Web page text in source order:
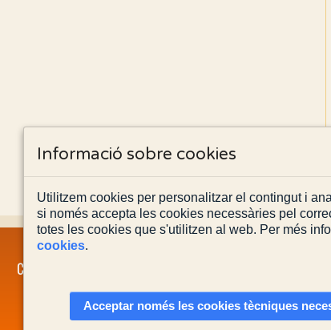
CONTACTA'NS
Informació sobre cookies
Utilitzem cookies per personalitzar el contingut i
si només accepta les cookies necessàries pel
totes les cookies que s'utilitzen al web. Per més
cookies.
Acceptar només les cookies tècniques